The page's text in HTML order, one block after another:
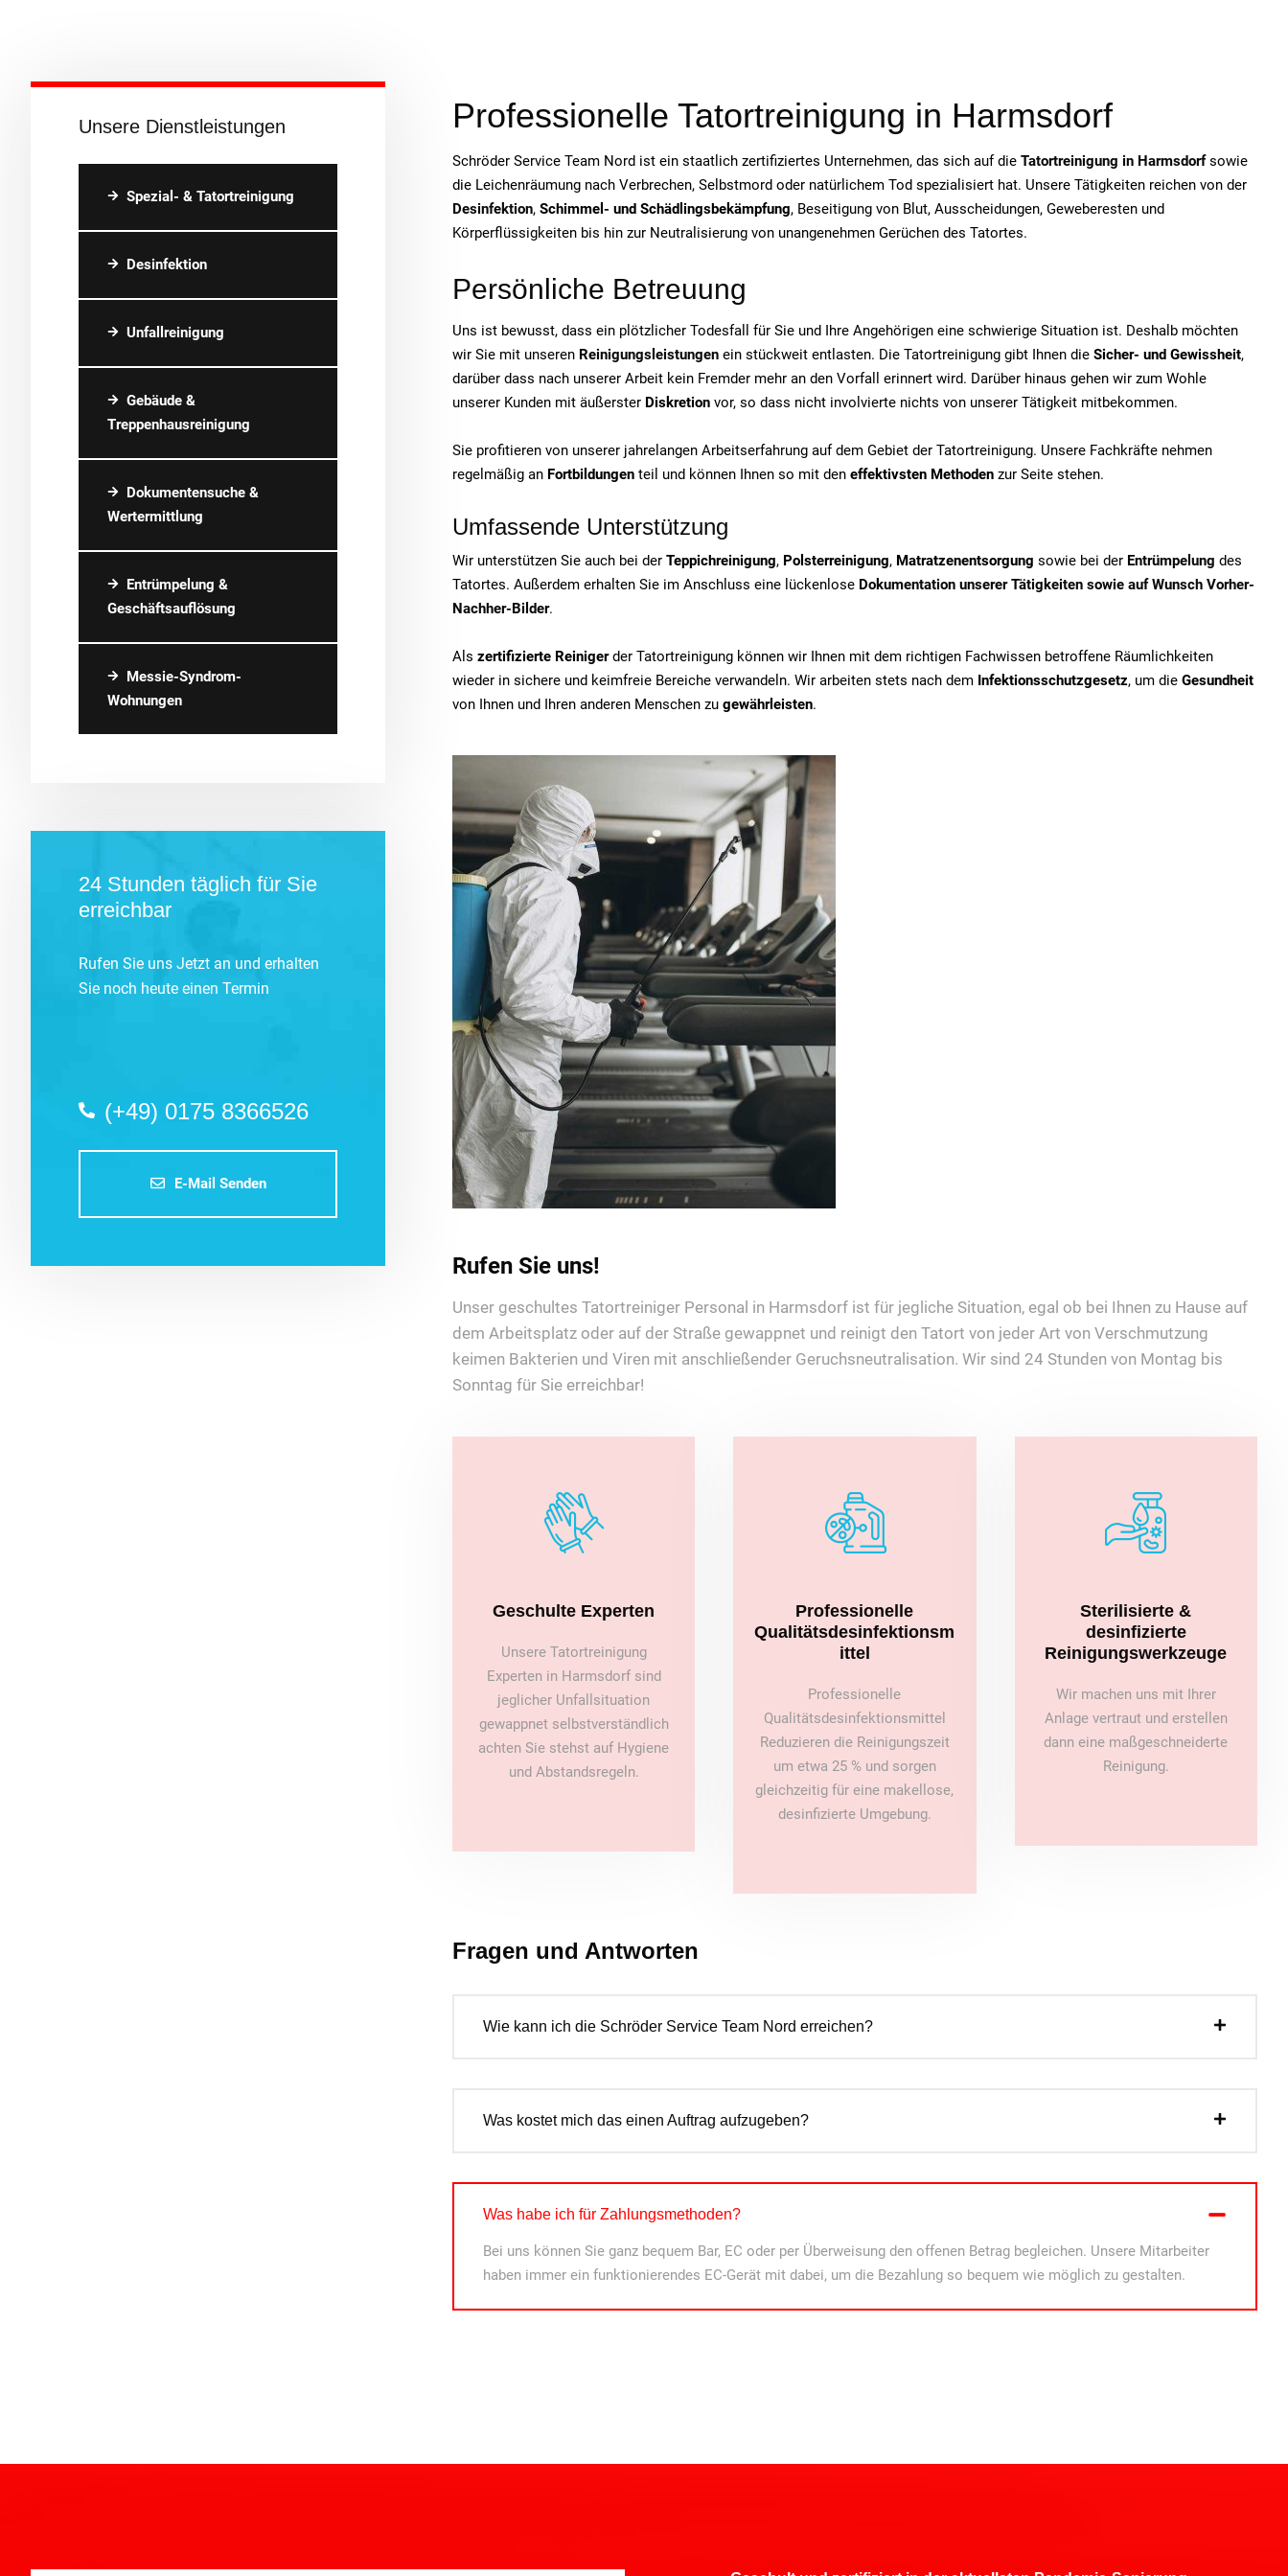
Unsere Dienstleistungen
Spezial- & Tatortreinigung
Desinfektion
Unfallreinigung
Gebäude &
Treppenhausreinigung
Dokumentensuche &
Wertermittlung
Entrümpelung &
Geschäftsauflösung
Messie-Syndrom-
Wohnungen
24 Stunden täglich für Sie
erreichbar
Rufen Sie uns Jetzt an und erhalten
Sie noch heute einen Termin
(+49) 0175 8366526
E-Mail Senden
Professionelle Tatortreinigung in Harmsdorf
Schröder Service Team Nord ist ein staatlich zertifiziertes Unternehmen, das sich auf die Tatortreinigung in Harmsdorfsowie
die Leichenräumung nach Verbrechen, Selbstmord oder natürlichem Tod spezialisiert hat. Unsere Tätigkeiten reichen von der
Desinfektion, Schimmel- und Schädlingsbekämpfung, Beseitigung von Blut, Ausscheidungen, Geweberesten und
Körperflüssigkeiten bis hin zur Neutralisierung von unangenehmen Gerüchen des Tatortes.
Persönliche Betreuung
Uns ist bewusst, dass ein plötzlicher Todesfall für Sie und Ihre Angehörigen eine schwierige Situation ist. Deshalb möchten
wir Sie mit unseren Reinigungsleistungen ein stückweit entlasten. Die Tatortreinigung gibt Ihnen die Sicher- und Gewissheit,
darüber dass nach unserer Arbeit kein Fremder mehr an den Vorfall erinnert wird. Darüber hinaus gehen wir zum Wohle
unserer Kunden mit äußerster Diskretion vor, so dass nicht involvierte nichts von unserer Tätigkeit mitbekommen.
Sie profitieren von unserer jahrelangen Arbeitserfahrung auf dem Gebiet der Tatortreinigung. Unsere Fachkräfte nehmen
regelmäßig an Fortbildungen teil und können Ihnen so mit den effektivsten Methoden zur Seite stehen.
Umfassende Unterstützung
Wir unterstützen Sie auch bei der Teppichreinigung, Polsterreinigung, Matratzenentsorgung sowie bei der Entrümpelung des
Tatortes. Außerdem erhalten Sie im Anschluss eine lückenlose Dokumentation unserer Tätigkeiten sowie auf Wunsch Vorher-
Nachher-Bilder.
Als zertifizierte Reinigerder Tatortreinigung können wir Ihnen mit dem richtigen Fachwissen betroffene Räumlichkeiten
wieder in sichere und keimfreie Bereiche verwandeln. Wir arbeiten stets nach dem Infektionsschutzgesetz, um die Gesundheit
von Ihnen und Ihren anderen Menschen zu gewährleisten.
Rufen Sie uns!
Unser geschultes Tatortreiniger Personal in Harmsdorf ist für jegliche Situation, egal ob bei Ihnen zu Hause auf
dem Arbeitsplatz oder auf der Straße gewappnet und reinigt den Tatort von jeder Art von Verschmutzung
keimen Bakterien und Viren mit anschließender Geruchsneutralisation. Wir sind 24 Stunden von Montag bis
Sonntag für Sie erreichbar!
Geschulte Experten
Unsere Tatortreinigung
Experten in Harmsdorf sind
jeglicher Unfallsituation
gewappnet selbstverständlich
achten Sie stehst auf Hygiene
und Abstandsregeln.
Professionelle
Qualitätsdesinfektionsm
ittel
Professionelle
Qualitätsdesinfektionsmittel
Reduzieren die Reinigungszeit
um etwa 25 % und sorgen
gleichzeitig für eine makellose,
desinfizierte Umgebung.
Sterilisierte &
desinfizierte
Reinigungswerkzeuge
Wir machen uns mit Ihrer
Anlage vertraut und erstellen
dann eine maßgeschneiderte
Reinigung.
Fragen und Antworten
Wie kann ich die Schröder Service Team Nord erreichen?
Was kostet mich das einen Auftrag aufzugeben?
Was habe ich für Zahlungsmethoden?
Bei uns können Sie ganz bequem Bar, EC oder per Überweisung den offenen Betrag begleichen. Unsere Mitarbeiter
haben immer ein funktionierendes EC-Gerät mit dabei, um die Bezahlung so bequem wie möglich zu gestalten.